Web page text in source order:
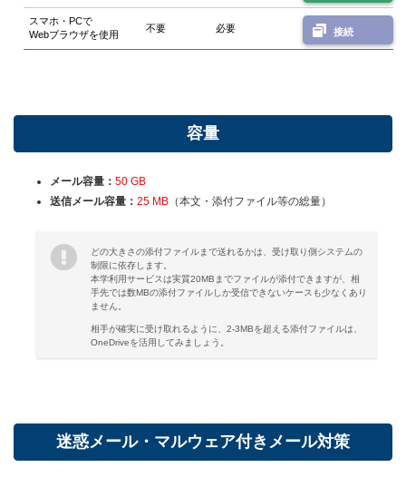
スマホ・PCで
Webブラウザを使用
不要 必要 接続
容量
メール容量： 50 GB
送信メール容量： 25 MB （本文・添付ファイル等の総量）
どの大きさの添付ファイルまで送れるかは、受け取り側システムの
制限に依存します。
本学利用サービスは実質20MBまでファイルが添付できますが、相
手先では数MBの添付ファイルしか受信できないケースも少なくあり
ません。
相手が確実に受け取れるように、2-3MBを超える添付ファイルは、
OneDriveを活用してみましょう。
迷惑メール・マルウェア付きメール対策